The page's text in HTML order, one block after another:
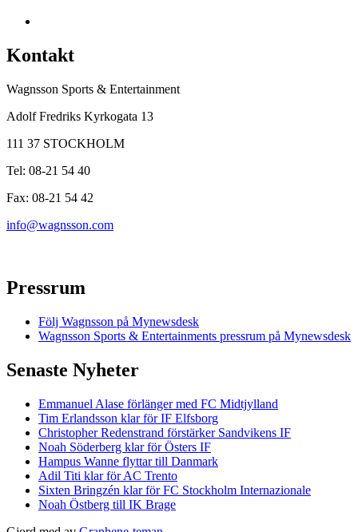
Kontakt
Wagnsson Sports & Entertainment
Adolf Fredriks Kyrkogata 13
111 37 STOCKHOLM
Tel: 08-21 54 40
Fax: 08-21 54 42
info@wagnsson.com
Pressrum
Följ Wagnsson på Mynewsdesk
Wagnsson Sports & Entertainments pressrum på Mynewsdesk
Senaste Nyheter
Emmanuel Alase förlänger med FC Midtjylland
Tim Erlandsson klar för IF Elfsborg
Christopher Redenstrand förstärker Sandvikens IF
Noah Söderberg klar för Östers IF
Hampus Wanne flyttar till Danmark
Adil Titi klar för AC Trento
Sixten Bringzén klar för FC Stockholm Internazionale
Noah Östberg till IK Brage